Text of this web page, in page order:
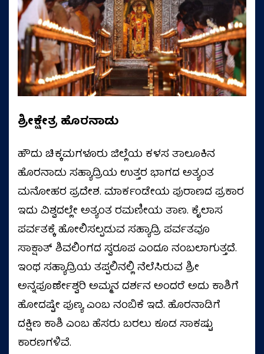
ಶ್ರೀಕ್ಷೇತ್ರ ಹೊರನಾಡು
ಹೌದು ಚಿಕ್ಕಮಗಳೂರು ಜಿಲ್ಲೆಯ ಕಳಸ ತಾಲೂಕಿನ
ಹೊರನಾಡು ಸಹ್ಯಾದ್ರಿಯ ಉತ್ತರ ಭಾಗದ ಅತ್ಯಂತ
ಮನೋಹರ ಪ್ರದೇಶ. ಮಾರ್ಕಂಡೇಯ ಪುರಾಣದ ಪ್ರಕಾರ
ಇದು ವಿಶ್ವದಲ್ಲೇ ಅತ್ಯಂತ ರಮಣೀಯ ತಾಣ. ಕೈಲಾಸ
ಪರ್ವತಕ್ಕೆ ಹೋಲಿಸಲ್ಪಡುವ ಸಹ್ಯಾದ್ರಿ ಪರ್ವತವೂ
ಸಾಕ್ಷಾತ್ ಶಿವಲಿಂಗದ ಸ್ವರೂಪ ಎಂದೂ ನಂಬಲಾಗುತ್ತದೆ.
ಇಂಥ ಸಹ್ಯಾದ್ರಿಯ ತಪ್ಪಲಿನಲ್ಲಿ ನೆಲೆಸಿರುವ ಶ್ರೀ
ಅನ್ನಪೂರ್ಣೇಶ್ವರಿ ಅಮ್ಮನ ದರ್ಶನ ಅಂದರೆ ಅದು ಕಾಶಿಗೆ
ಹೋದಷ್ಟೇ ಪುಣ್ಯ ಎಂಬ ನಂಬಿಕೆ ಇದೆ. ಹೊರನಾಡಿಗೆ
ದಕ್ಷಿಣ ಕಾಶಿ ಎಂಬ ಹೆಸರು ಬರಲು ಕೂಡ ಸಾಕಷ್ಟು
ಕಾರಣಗಳಿವೆ.